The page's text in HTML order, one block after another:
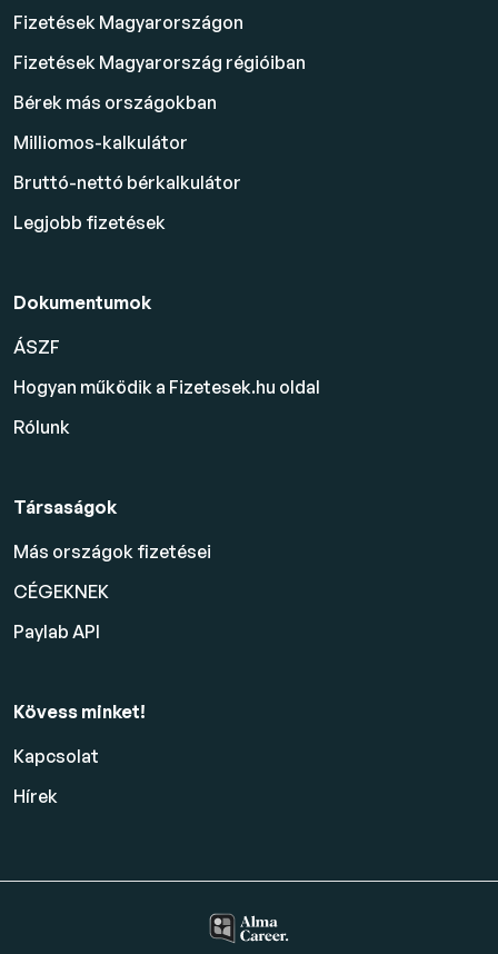
Fizetések Magyarországon
Fizetések Magyarország régióiban
Bérek más országokban
Milliomos-kalkulátor
Bruttó-nettó bérkalkulátor
Legjobb fizetések
Dokumentumok
ÁSZF
Hogyan működik a Fizetesek.hu oldal
Rólunk
Társaságok
Más országok fizetései
CÉGEKNEK
Paylab API
Kövess minket!
Kapcsolat
Hírek